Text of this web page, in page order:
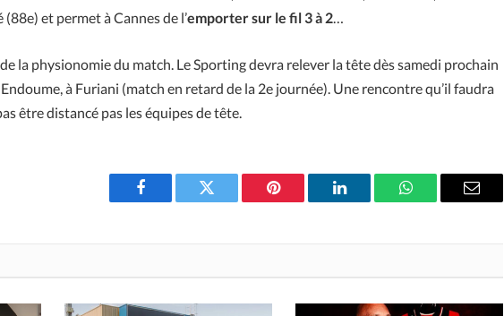
et permet à Cannes de l’emporter sur le fil 3 à 2…
la physionomie du match. Le Sporting devra relever la tête dès samedi prochain
à Furiani (match en retard de la 2e journée). Une rencontre qu’il faudra
être distancé pas les équipes de tête.
Facebook Twitter Pinterest LinkedIn WhatsAppEmail